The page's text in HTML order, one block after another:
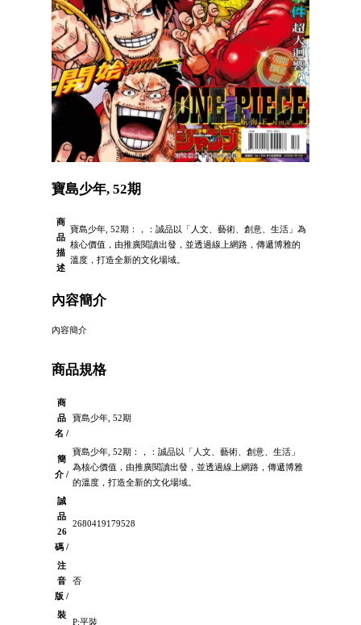
寶島少年, 52期
商
品
描
述
寶島少年, 52期：，：誠品以「人文、藝術、創意、生活」為
核心價值，由推廣閱讀出發，並透過線上網路，傳遞博雅的
溫度，打造全新的文化場域。
內容簡介
內容簡介
商品規格
商
品
名 /
寶島少年, 52期
簡
介 /
寶島少年, 52期：，：誠品以「人文、藝術、創意、生活」
為核心價值，由推廣閱讀出發，並透過線上網路，傳遞博雅
的溫度，打造全新的文化場域。
誠
品
26
碼 /
2680419179528
注
音
版 /
否
裝
P:平裝